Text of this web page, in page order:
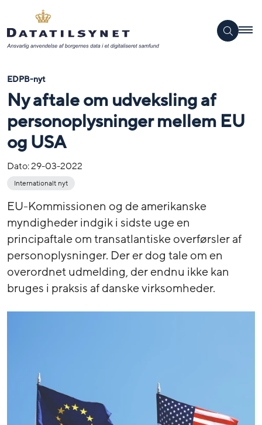
EDPB-nyt
Ny aftale om udveksling af
personoplysninger mellem EU
og USA
Dato:29-03-2022
Internationalt nyt
EU-Kommissionen og de amerikanske
myndigheder indgik i sidste uge en
principaftale om transatlantiske overførsler af
personoplysninger. Der er dog tale om en
overordnet udmelding, der endnu ikke kan
bruges i praksis af danske virksomheder.